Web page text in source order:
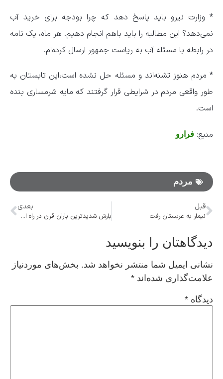
* وزارت نیرو باید پاسخ دهد که چرا بودجه برای خرید آب
نمی‌دهد؟ این مطالبه را باید باهم انجام دهیم. هر ماه، یک نامه
در رابطه با مسئله آب به ریاست جمهور ارسال کرده‌ام.
* مردم هنوز تشنه‌اند و مسئله حل نشده است،این تابستان به
طور واقعی مردم در شرایطی قرار گرفتند که مایه شرمساری بنده
است.
منبع: فرارو
مردم
قبل
نیمار به عربستان رفت
بعدی
بارش شدیدترین باران قرن در راه است؟
دیدگاهتان را بنویسید
نشانی ایمیل شما منتشر نخواهد شد. بخش‌های موردنیاز
علامت‌گذاری شده‌اند *
دیدگاه *